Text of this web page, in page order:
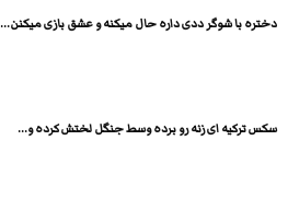
دختره با شوگر ددی داره حال میکنه و عشق بازی میکنن...
سکس ترکیه ای زنه رو برده وسط جنگل لختش کرده و...